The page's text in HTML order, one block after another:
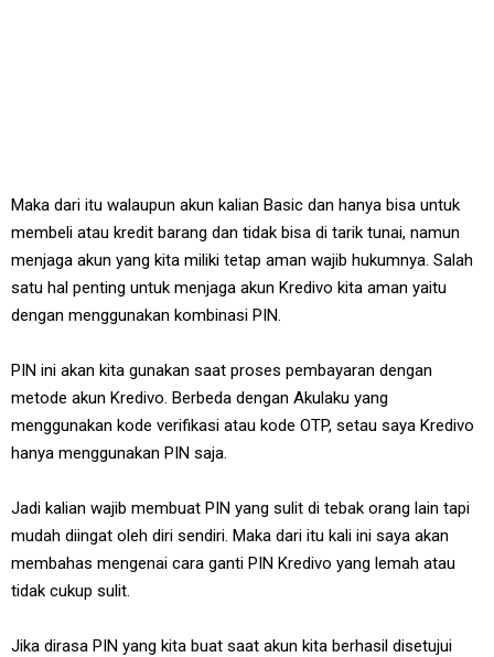
Maka dari itu walaupun akun kalian Basic dan hanya bisa untuk
membeli atau kredit barang dan tidak bisa di tarik tunai, namun
menjaga akun yang kita miliki tetap aman wajib hukumnya. Salah
satu hal penting untuk menjaga akun Kredivo kita aman yaitu
dengan menggunakan kombinasi PIN.
PIN ini akan kita gunakan saat proses pembayaran dengan
metode akun Kredivo. Berbeda dengan Akulaku yang
menggunakan kode verifikasi atau kode OTP, setau saya Kredivo
hanya menggunakan PIN saja.
Jadi kalian wajib membuat PIN yang sulit di tebak orang lain tapi
mudah diingat oleh diri sendiri. Maka dari itu kali ini saya akan
membahas mengenai cara ganti PIN Kredivo yang lemah atau
tidak cukup sulit.
Jika dirasa PIN yang kita buat saat akun kita berhasil disetujui